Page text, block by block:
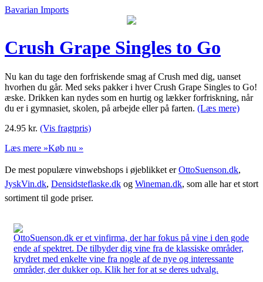
Bavarian Imports
Crush Grape Singles to Go
Nu kan du tage den forfriskende smag af Crush med dig, uanset
hvorhen du går. Med seks pakker i hver Crush Grape Singles to Go!
æske. Drikken kan nydes som en hurtig og lækker forfriskning, når
du er i gymnasiet, skolen, på arbejde eller på farten. (Læs mere)
24.95 kr. (Vis fragtpris)
Læs mere »Køb nu »
De mest populære vinwebshops i øjeblikket erOttoSuenson.dk,
JyskVin.dk, Densidsteflaske.dk og Wineman.dk, som alle har et stort
sortiment til gode priser.
OttoSuenson.dk er et vinfirma, der har fokus på vine i den gode
ende af spektret. De tilbyder dig vine fra de klassiske områder,
krydret med enkelte vine fra nogle af de nye og interessante
områder, der dukker op. Klik her for at se deres udvalg.